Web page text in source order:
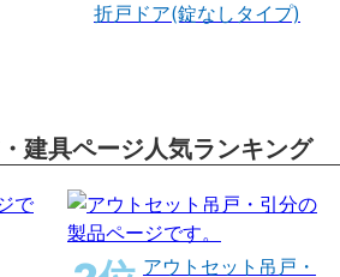
折戸ドア(錠なしタイプ)
建具ページ人気ランキング
アウトセット吊戸・